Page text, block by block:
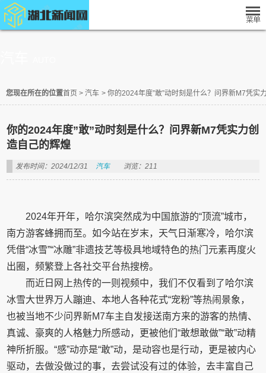
您现在所在的位置首页 > 汽车 > 你的2024年度”敢”动时刻是什么？问界新M7凭实
你的2024年度”敢”动时刻是什么？问界新M7凭实力创
造自己的辉煌
发布时间：2024/12/31 汽车 浏览：211
2024年开年，哈尔滨突然成为中国旅游的“顶流”城市，
南方游客蜂拥而至。如今站在岁末，天气日渐寒冷，哈尔滨
凭借“冰雪”“冰雕”非遗技艺等极具地域特色的热门元素再度火
出圈，频繁登上各社交平台热搜榜。
而近日网上热传的一则视频中，我们不仅看到了哈尔滨
冰雪大世界万人蹦迪、本地人各种花式“宠粉”等热闹景象，
也被当地不少问界新M7车主自发接送南方来的游客的热情、
真诚、豪爽的人格魅力所感动，更被他们“敢想敢做”“敢”动精
神所折服。“感”动亦是“敢”动，是动容也是行动，更是被内心
驱动，去做没做过的事，去尝试没有过的体验，去丰富自己